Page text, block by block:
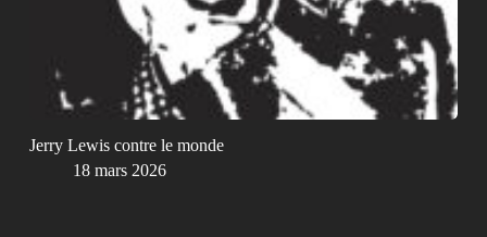
Jerry Lewis contre le monde
18 mars 2026